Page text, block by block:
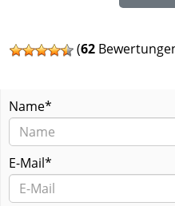
(62
Name*
E-Mail*